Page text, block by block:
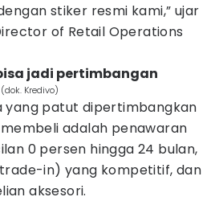
stiker resmi kami,” ujar
of Retail Operations
jadi pertimbangan
Kredivo)
yang patut dipertimbangkan
adalah penawaran
0 persen hingga 24 bulan,
in) yang kompetitif, dan
aksesori.